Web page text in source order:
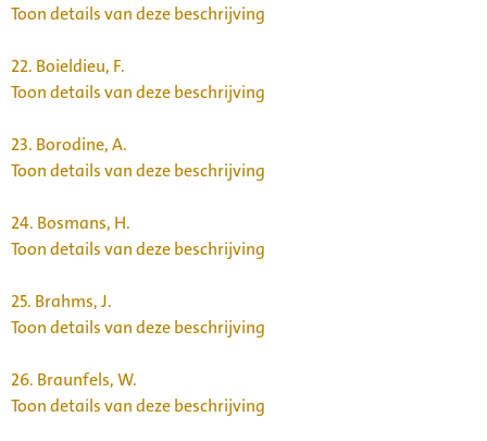
Toon details van deze beschrijving
22. Boieldieu, F.
Toon details van deze beschrijving
23. Borodine, A.
Toon details van deze beschrijving
24. Bosmans, H.
Toon details van deze beschrijving
25. Brahms, J.
Toon details van deze beschrijving
26. Braunfels, W.
Toon details van deze beschrijving